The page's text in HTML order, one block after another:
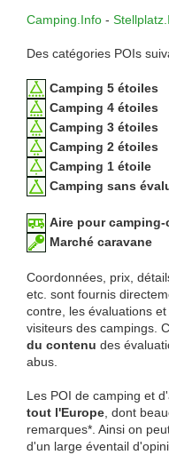
Camping.Info -
Des catégories POIs
Camping 5 étoiles
Camping 4 étoiles
Camping 3 étoiles
Camping 2 étoiles
Camping 1 étoile
Camping sans
Aire pour camping-
Marché caravane
Coordonnées, prix,
etc. sont fournis
contre, les évaluations
visiteurs des campings.
du contenu des
abus.
Les POI de camping et
tout l'Europe , dont
remarques*. Ainsi on
d'un large éventail